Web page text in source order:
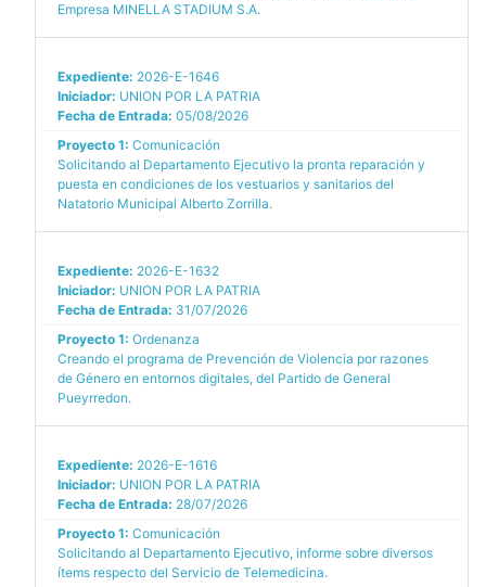
Empresa MINELLA STADIUM S.A.
Expediente: 2026-E-1646
Iniciador: UNION POR LA PATRIA
Fecha de Entrada: 05/08/2026
Proyecto 1: Comunicación
Solicitando al Departamento Ejecutivo la pronta reparación y
puesta en condiciones de los vestuarios y sanitarios del
Natatorio Municipal Alberto Zorrilla.
Expediente: 2026-E-1632
Iniciador: UNION POR LA PATRIA
Fecha de Entrada: 31/07/2026
Proyecto 1: Ordenanza
Creando el programa de Prevención de Violencia por razones
de Género en entornos digitales, del Partido de General
Pueyrredon.
Expediente: 2026-E-1616
Iniciador: UNION POR LA PATRIA
Fecha de Entrada: 28/07/2026
Proyecto 1: Comunicación
Solicitando al Departamento Ejecutivo, informe sobre diversos
ítems respecto del Servicio de Telemedicina.